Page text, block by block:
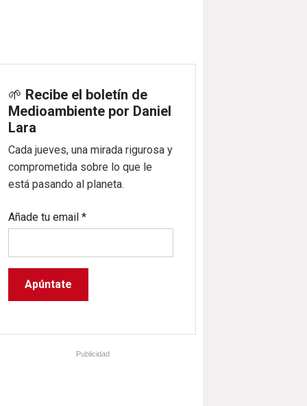
🌱 Recibe el boletín de
Medioambiente por Daniel
Lara
Cada jueves, una mirada rigurosa y
comprometida sobre lo que le
está pasando al planeta.
Añade tu email*
Publicidad